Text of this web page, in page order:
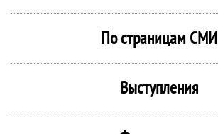
По страницам СМИ
Выступления